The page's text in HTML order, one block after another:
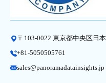
〒103-0022 東京都中央区日
+81-5050505761
sales@panoramadatainsights.jp